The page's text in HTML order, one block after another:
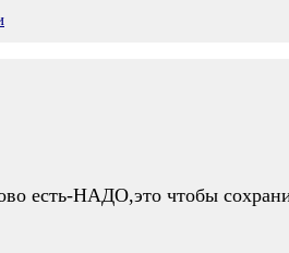
есть-НАДО,это чтобы